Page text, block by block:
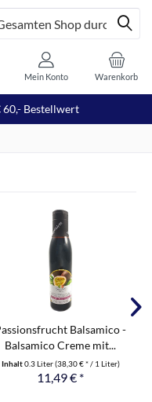
60,- Bestellwert
Warenkorb
Mein Konto
Balsamico -
Balsamico Creme mit...
Inhalt0.3 Liter(38,30 € * / 1 Liter)
11,49 € *